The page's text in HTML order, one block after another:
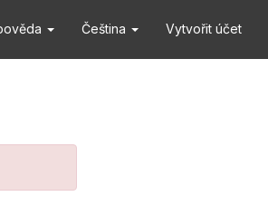
Čeština Vytvořit účet